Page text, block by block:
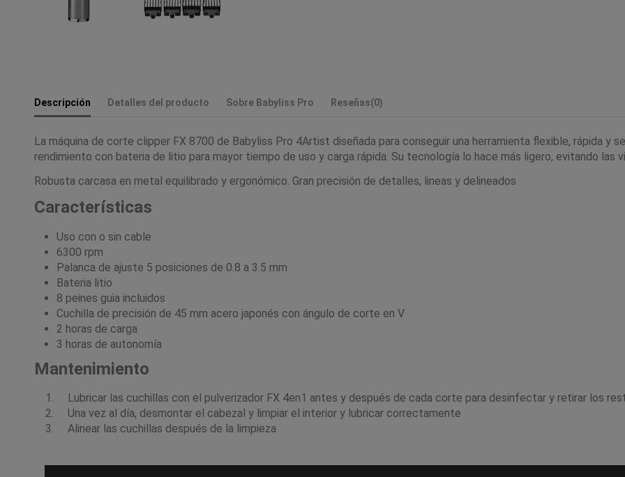
Descripción Detalles del producto Sobre Babyliss Pro Reseñas(0)
La máquina de corte clipper FX 8700 de Babyliss Pro 4Artist diseñada para conseguir una herramienta flexible, rápida
rendimiento con bateria de litio para mayor tiempo de uso y carga rápida. Su tecnología lo hace más ligero, evitando las
Robusta carcasa en metal equilibrado y ergonómico. Gran precisión de detalles, lineas y delineados
Características
Uso con o sin cable
6300 rpm
Palanca de ajuste 5 posiciones de 0.8 a 3.5 mm
Bateria litio
8 peines guia incluidos
Cuchilla de precisión de 45 mm acero japonés con ángulo de corte en V
2 horas de carga
3 horas de autonomía
Mantenimiento
Lubricar las cuchillas con el pulverizador FX 4en1 antes y después de cada corte para desinfectar y retirar los
Una vez al día, desmontar el cabezal y limpiar el interior y lubricar correctamente
Alinear las cuchillas después de la limpieza